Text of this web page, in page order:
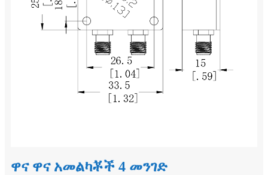
ዋና ዋና አመልካቾች 4 መንገድ